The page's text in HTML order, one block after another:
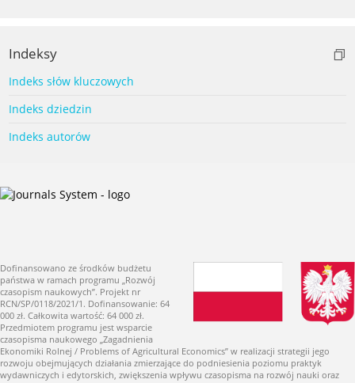
Indeksy
Indeks słów kluczowych
Indeks dziedzin
Indeks autorów
Dofinansowano ze środków budżetu
państwa w ramach programu „Rozwój
czasopism naukowych”. Projekt nr
RCN/SP/0118/2021/1. Dofinansowanie: 64
000 zł. Całkowita wartość: 64 000 zł.
Przedmiotem programu jest wsparcie
czasopisma naukowego „Zagadnienia
Ekonomiki Rolnej / Problems of Agricultural Economics” w realizacji strategii jego
rozwoju obejmujących działania zmierzające do podniesienia poziomu praktyk
wydawniczych i edytorskich, zwiększenia wpływu czasopisma na rozwój nauki oraz